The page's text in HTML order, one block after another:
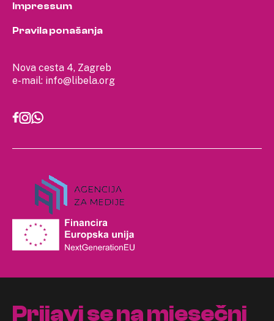
Nova cesta 4, Zagreb
e-mail: info@libela.org
Impressum
Pravila ponašanja
Prijavi se na mjesečni